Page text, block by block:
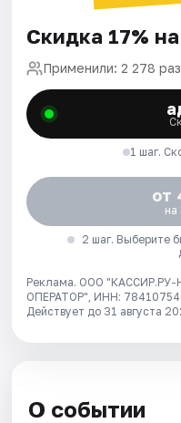
Скидка 17%
Применили: 2 278 раз
1 шаг.
от
на
2 шаг. Выберите
Реклама. ООО
ОПЕРАТОР", ИНН:
Действует до 31 августа
О событии